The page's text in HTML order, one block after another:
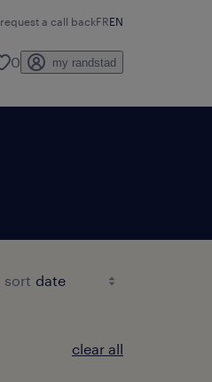
request a call backFREN
0 my randstad
sort
clear all